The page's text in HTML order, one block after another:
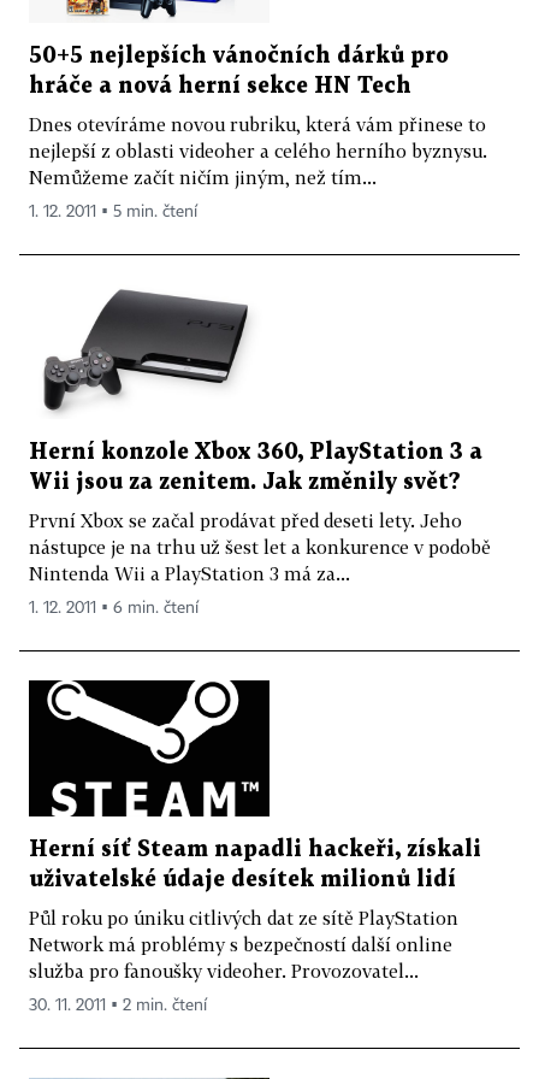
50+5 nejlepších vánočních dárků pro
hráče a nová herní sekce HN Tech
Dnes otevíráme novou rubriku, která vám přinese to
nejlepší z oblasti videoher a celého herního byznysu.
Nemůžeme začít ničím jiným, než tím...
1. 12. 2011 ▪ 5 min. čtení
Herní konzole Xbox 360, PlayStation 3 a
Wii jsou za zenitem. Jak změnily svět?
První Xbox se začal prodávat před deseti lety. Jeho
nástupce je na trhu už šest let a konkurence v podobě
Nintenda Wii a PlayStation 3 má za...
1. 12. 2011 ▪ 6 min. čtení
Herní síť Steam napadli hackeři, získali
uživatelské údaje desítek milionů lidí
Půl roku po úniku citlivých dat ze sítě PlayStation
Network má problémy s bezpečností další online
služba pro fanoušky videoher. Provozovatel...
30. 11. 2011 ▪ 2 min. čtení